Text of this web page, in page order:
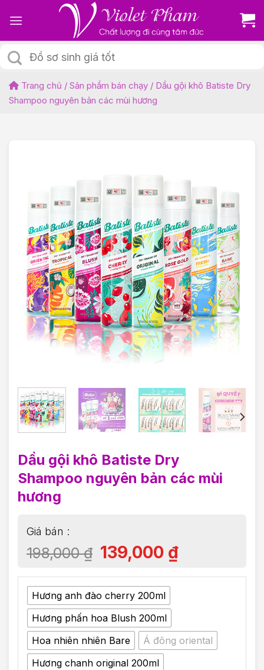
Tìm
kiếm:
Trang chủ / Sản phẩm bán chạy / Dầu gội khô Batiste Dry
Shampoo nguyên bản các mùi hương
Dầu gội khô Batiste Dry
Shampoo nguyên bản các mùi
hương
198,000₫ 139,000 ₫
Hương anh đào cherry 200ml
Hương phấn hoa Blush 200ml
Hoa nhiên nhiên Bare
Á đông oriental
Hương chanh original 200ml